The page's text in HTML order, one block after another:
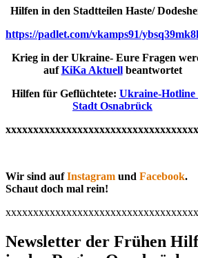
Hilfen in den Stadtteilen Haste/
https://padlet.com/vkamps91/
Krieg in der Ukraine- Eure Fragen
aufKiKa Aktuellbeantwortet
Hilfen für Geflüchtete: Ukraine-Hotline
Stadt Osnabrück
Wir sind aufInstagram und Facebook.
Schaut doch mal rein!
Newsletter der Frühen